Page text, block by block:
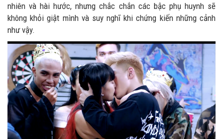
nhiên và hài hước, nhưng chắc chắn các bậc phụ huynh sẽ
không khỏi giật mình và suy nghĩ khi chứng kiến những cảnh
như vậy.